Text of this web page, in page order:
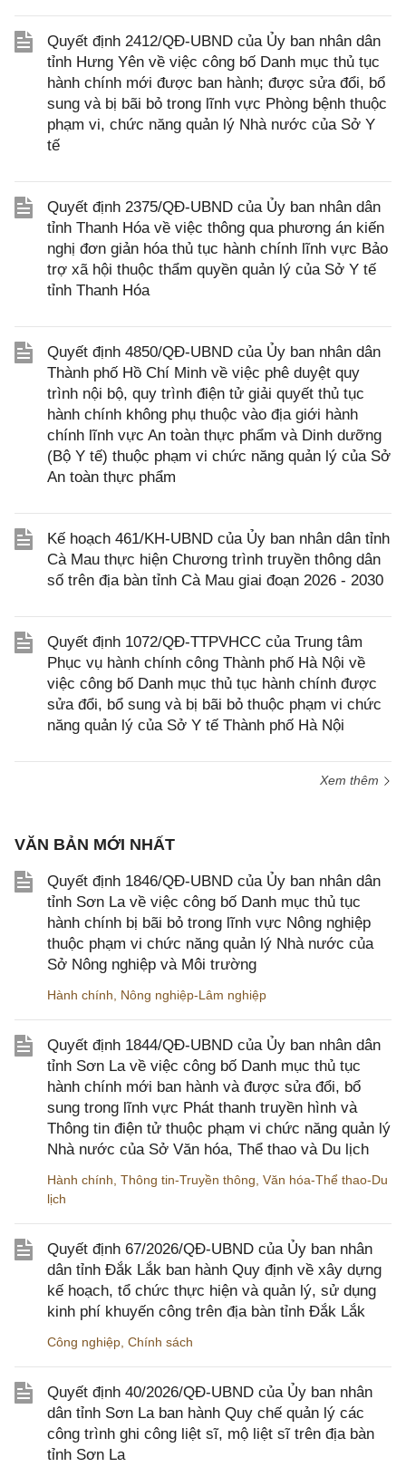
Quyết định 2412/QĐ-UBND của Ủy ban nhân dân
tỉnh Hưng Yên về việc công bố Danh mục thủ tục
hành chính mới được ban hành; được sửa đổi, bổ
sung và bị bãi bỏ trong lĩnh vực Phòng bệnh thuộc
phạm vi, chức năng quản lý Nhà nước của Sở Y
tế
Quyết định 2375/QĐ-UBND của Ủy ban nhân dân
tỉnh Thanh Hóa về việc thông qua phương án kiến
nghị đơn giản hóa thủ tục hành chính lĩnh vực Bảo
trợ xã hội thuộc thẩm quyền quản lý của Sở Y tế
tỉnh Thanh Hóa
Quyết định 4850/QĐ-UBND của Ủy ban nhân dân
Thành phố Hồ Chí Minh về việc phê duyệt quy
trình nội bộ, quy trình điện tử giải quyết thủ tục
hành chính không phụ thuộc vào địa giới hành
chính lĩnh vực An toàn thực phẩm và Dinh dưỡng
(Bộ Y tế) thuộc phạm vi chức năng quản lý của Sở
An toàn thực phẩm
Kế hoạch 461/KH-UBND của Ủy ban nhân dân tỉnh
Cà Mau thực hiện Chương trình truyền thông dân
số trên địa bàn tỉnh Cà Mau giai đoạn 2026 - 2030
Quyết định 1072/QĐ-TTPVHCC của Trung tâm
Phục vụ hành chính công Thành phố Hà Nội về
việc công bố Danh mục thủ tục hành chính được
sửa đổi, bổ sung và bị bãi bỏ thuộc phạm vi chức
năng quản lý của Sở Y tế Thành phố Hà Nội
Xem thêm
VĂN BẢN MỚI NHẤT
Quyết định 1846/QĐ-UBND của Ủy ban nhân dân
tỉnh Sơn La về việc công bố Danh mục thủ tục
hành chính bị bãi bỏ trong lĩnh vực Nông nghiệp
thuộc phạm vi chức năng quản lý Nhà nước của
Sở Nông nghiệp và Môi trường
Hành chính Nông nghiệp-Lâm nghiệp
Quyết định 1844/QĐ-UBND của Ủy ban nhân dân
tỉnh Sơn La về việc công bố Danh mục thủ tục
hành chính mới ban hành và được sửa đổi, bổ
sung trong lĩnh vực Phát thanh truyền hình và
Thông tin điện tử thuộc phạm vi chức năng quản lý
Nhà nước của Sở Văn hóa, Thể thao và Du lịch
Hành chính Thông tin-Truyền thông Văn hóa-Thể thao-Du
lịch
Quyết định 67/2026/QĐ-UBND của Ủy ban nhân
dân tỉnh Đắk Lắk ban hành Quy định về xây dựng
kế hoạch, tổ chức thực hiện và quản lý, sử dụng
kinh phí khuyến công trên địa bàn tỉnh Đắk Lắk
Công nghiệp Chính sách
Quyết định 40/2026/QĐ-UBND của Ủy ban nhân
dân tỉnh Sơn La ban hành Quy chế quản lý các
công trình ghi công liệt sĩ, mộ liệt sĩ trên địa bàn
tỉnh Sơn La